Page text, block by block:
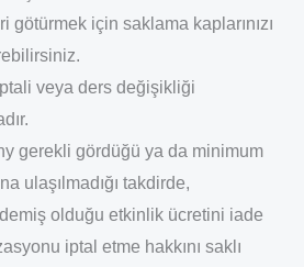
götürmek için saklama kaplarınızı
veya ders değişikliği
gerekli gördüğü ya da minimum
ulaşılmadığı takdirde,
ödemiş olduğu etkinlik ücretini iade
iptal etme hakkını saklı